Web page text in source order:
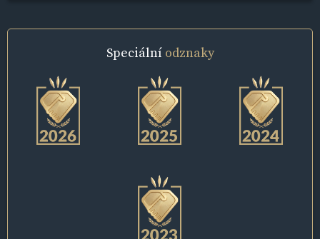
Speciální odznaky